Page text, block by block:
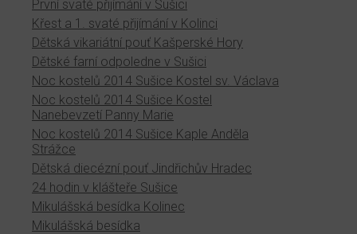
První svaté přijímání v Sušici
Křest a 1. svaté přijímání v Kolinci
Dětská vikariátní pouť Kašperské Hory
Dětské farní odpoledne v Sušici
Noc kostelů 2014 Sušice Kostel sv. Václava
Noc kostelů 2014 Sušice Kostel
Nanebevzetí Panny Marie
Noc kostelů 2014 Sušice Kaple Anděla
Strážce
Dětská diecézní pouť Jindřichův Hradec
24 hodin v klášteře Sušice
Mikulášská besídka Kolinec
Mikulášská besídka